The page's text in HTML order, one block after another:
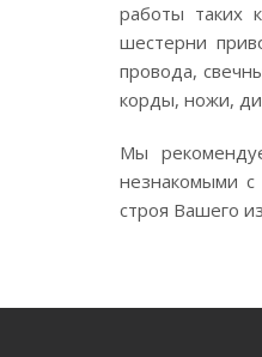
работы таких
шестерни
провода,
корды, ножи,
Мы
незнакомыми с
строя Вашего